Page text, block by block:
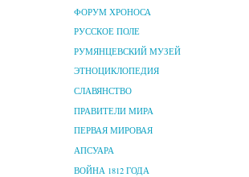
ФОРУМ ХРОНОСА
РУССКОЕ ПОЛЕ
РУМЯНЦЕВСКИЙ МУЗЕЙ
ЭТНОЦИКЛОПЕДИЯ
СЛАВЯНСТВО
ПРАВИТЕЛИ МИРА
ПЕРВАЯ МИРОВАЯ
АПСУАРА
ВОЙНА 1812 ГОДА